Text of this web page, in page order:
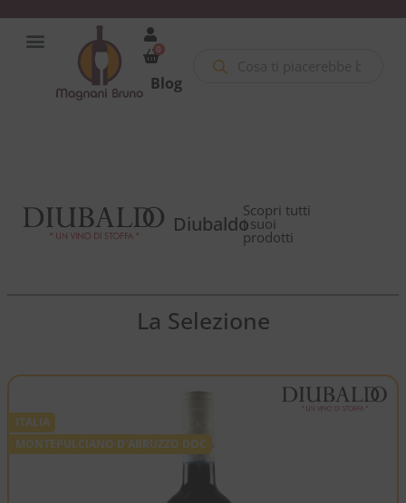
0
Blog
Diubaldo
Scopri tutti
i suoi
prodotti
La Selezione
ITALIA
MONTEPULCIANO D'ABRUZZO DOC